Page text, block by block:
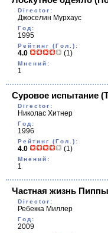
Director:
Джоселин Мурхаус
Год:
1995
Рейтинг (Гол.):
4.0 (1)
Мнений:
1
Суровое испытание
Director:
Николас Хитнер
Год:
1996
Рейтинг (Гол.):
4.0 (1)
Мнений:
1
Частная жизнь
Director:
Ребекка Миллер
Год:
2009